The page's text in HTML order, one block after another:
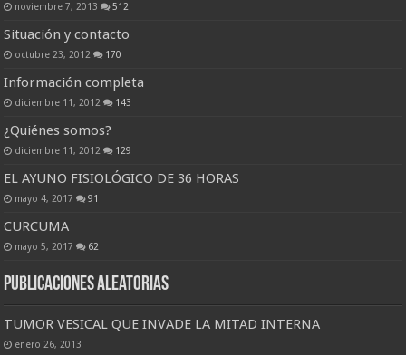
noviembre 7, 2013 512
Situación y contacto
octubre 23, 2012 170
Información completa
diciembre 11, 2012 143
¿Quiénes somos?
diciembre 11, 2012 129
EL AYUNO FISIOLÓGICO DE 36 HORAS
mayo 4, 2017 91
CURCUMA
mayo 5, 2017 62
Publicaciones Aleatorias
TUMOR VESICAL QUE INVADE LA MITAD INTERNA
enero 26, 2013